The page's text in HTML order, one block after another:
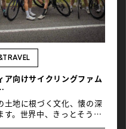
！おめでとうございます！
このイベントの魅力だ。コ
80km、50kmと距離別に
Ride」と呼ばれる非競
用意されている。80km
とを前提とした設計で、
される。速さを競う人
、同じ街を同じ日に走る
りが実に心地いい。 編集
ア向けサイクリングファム
土地に根づく文化、懐の深
す。世界中、きっとそう。